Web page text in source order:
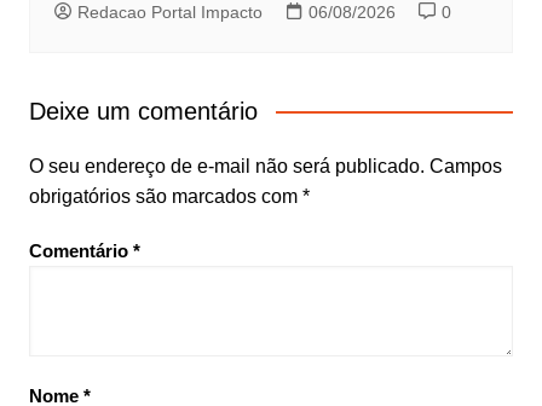
Redacao Portal Impacto 06/08/2026 0
Deixe um comentário
O seu endereço de e-mail não será publicado. Campos
obrigatórios são marcados com *
Comentário *
Nome *